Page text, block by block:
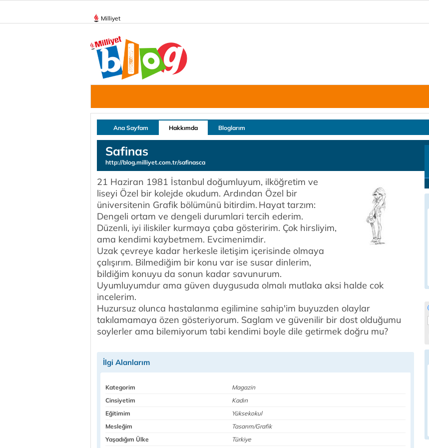
Milliyet
Ana Sayfam Hakkımda Bloglarım
Safinas
http://blog.milliyet.com.tr/safinasca
21 Haziran 1981 İstanbul doğumluyum, ilköğretim ve
liseyi Özel bir kolejde okudum. Ardından Özel bir
üniversitenin Grafik bölümünü bitirdim. Hayat tarzım:
Dengeli ortam ve dengeli durumlari tercih ederim.
Düzenli, iyi iliskiler kurmaya çaba gösteririm. Çok hirsliyim,
ama kendimi kaybetmem. Evcimenimdir.
Uzak çevreye kadar herkesle iletişim içerisinde olmaya
çalışırım. Bilmediğim bir konu var ise susar dinlerim,
bildiğim konuyu da sonun kadar savunurum.
Uyumluyumdur ama güven duygusuda olmalı mutlaka aksi halde cok
incelerim.
Huzursuz olunca hastalanma egilimine sahip'im buyuzden olaylar
takılamamaya özen gösteriyorum. Saglam ve güvenilir bir dost olduğumu
soylerler ama bilemiyorum tabi kendimi boyle dile getirmek doğru mu?
İlgi Alanlarım
Kategorim
Magazin
Cinsiyetim
Kadın
Eğitimim
Yüksekokul
Mesleğim
Tasarım/Grafik
Yaşadığım Ülke
Türkiye